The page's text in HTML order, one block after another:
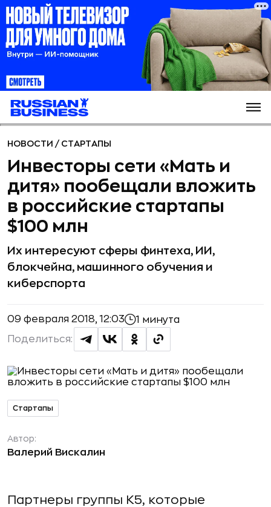
НОВОСТИ / СТАРТАПЫ
Инвесторы сети «Мать и
дитя» пообещали вложить
в российские стартапы
$100 млн
Их интересуют сферы финтеха, ИИ,
блокчейна, машинного обучения и
киберспорта
09 февраля 2018, 12:03 1 минута
Поделиться:
Стартапы
Автор:
Валерий Вискалин
Партнеры группы К5, которые